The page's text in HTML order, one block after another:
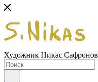
Художник Никас Сафронов